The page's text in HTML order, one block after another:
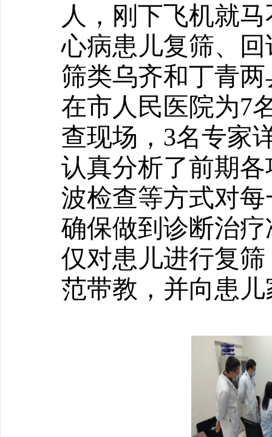
人，刚下飞机就
心病患儿复筛、回
筛类乌齐和丁青
在市人民医院为7
查现场， 3名专家
认真分析了前期
波检查等方式对
确保做到 诊断治疗
仅对患儿进行复
范带教， 并向患